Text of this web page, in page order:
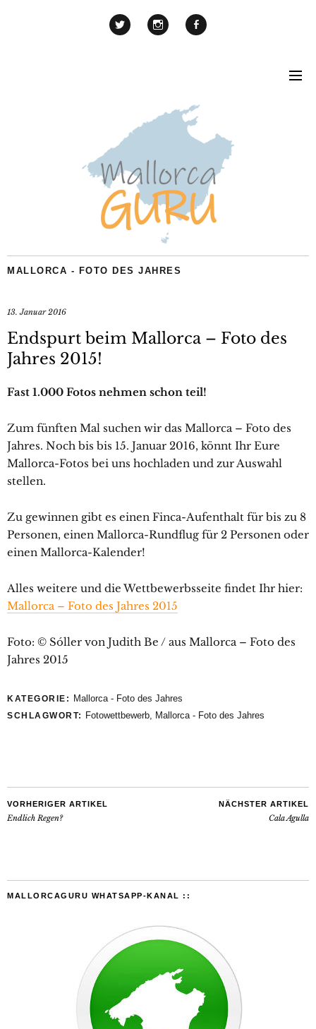
MALLORCA - FOTO DES JAHRES
13. Januar 2016
Endspurt beim Mallorca – Foto des
Jahres 2015!
Fast 1.000 Fotos nehmen schon teil!
Zum fünften Mal suchen wir das Mallorca – Foto des
Jahres. Noch bis bis 15. Januar 2016, könnt Ihr Eure
Mallorca-Fotos bei uns hochladen und zur Auswahl
stellen.
Zu gewinnen gibt es einen Finca-Aufenthalt für bis zu 8
Personen, einen Mallorca-Rundflug für 2 Personen oder
einen Mallorca-Kalender!
Alles weitere und die Wettbewerbsseite findet Ihr hier:
Mallorca – Foto des Jahres 2015
Foto: © Sóller von Judith Be / aus Mallorca – Foto des
Jahres 2015
KATEGORIE: Mallorca - Foto des Jahres
SCHLAGWORT: Fotowettbewerb, Mallorca - Foto des Jahres
VORHERIGER ARTIKEL
Endlich Regen?
NÄCHSTER ARTIKEL
Cala Agulla
MALLORCAGURU WHATSAPP-KANAL ::